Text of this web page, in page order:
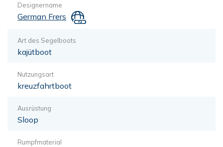
Designername
German Frers
Art des Segelboots
kajütboot
Nutzungsart
kreuzfahrtboot
Ausrüstung
Sloop
Rumpfmaterial